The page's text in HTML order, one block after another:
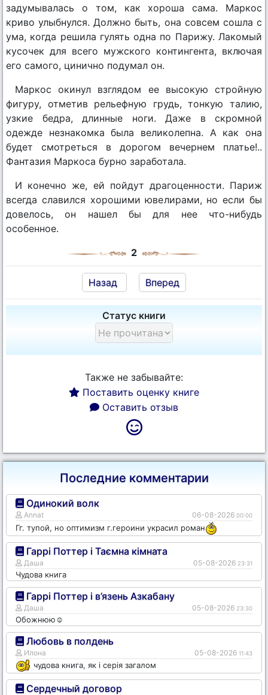
задумывалась о том, как хороша сама. Маркос
криво улыбнулся. Должно быть, она совсем сошла с
ума, когда решила гулять одна по Парижу. Лакомый
кусочек для всего мужского контингента, включая
его самого, цинично подумал он.
Маркос окинул взглядом ее высокую стройную
фигуру, отметив рельефную грудь, тонкую талию,
узкие бедра, длинные ноги. Даже в скромной
одежде незнакомка была великолепна. А как она
будет смотреться в дорогом вечернем платье!..
Фантазия Маркоса бурно заработала.
И конечно же, ей пойдут драгоценности. Париж
всегда славился хорошими ювелирами, но если бы
довелось, он нашел бы для нее что-нибудь
особенное.
2
Назад Вперед
Статус книги
Также не забывайте:
Поставить оценку книге
Оставить отзыв
Последние комментарии
Одинокий волк
Annat 06-08-2026 00:00
Гг. тупой, но оптимизм г.героини украсил роман
Гаррі Поттер і Таємна кімната
Даша 05-08-2026 23:31
Чудова книга
Гаррі Поттер і в’язень Азкабану
Даша 05-08-2026 23:30
Обожнюю☺️
Любовь в полдень
Илона 05-08-2026 11:43
чудова книга, як і серія загалом
Сердечный договор